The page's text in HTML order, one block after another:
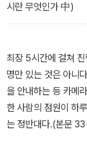
시란 무엇인가 中)
최장 5시간에 걸쳐
명만 있는 것은 아니
을 안내하는 등 카메
한 사람의 점원이 하
는 정반대다.(본문